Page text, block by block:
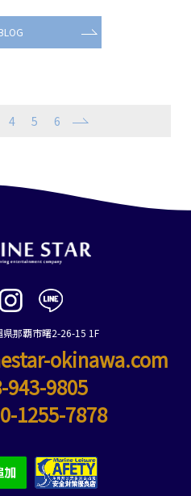
4 5 6
那覇市曙2-26-15 1F
okinawa.com
943-9805
1255-7878